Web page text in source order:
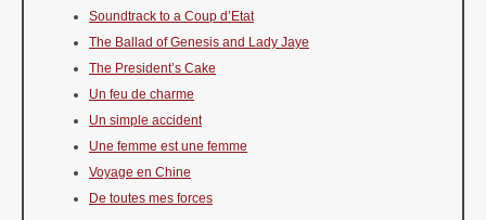
Soundtrack to a Coup d’Etat
The Ballad of Genesis and Lady Jaye
The President’s Cake
Un feu de charme
Un simple accident
Une femme est une femme
Voyage en Chine
De toutes mes forces